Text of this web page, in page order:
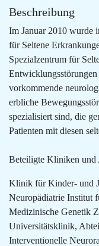
Beschreibung
Im Januar 2010 wurde
für Seltene
Spezialzentrum für
vorkommende
erbliche
spezialisiert sind, die
Patienten mit diesen
Beteiligte Kliniken und
Klinik für Kinder- und
Neuropädiatrie Institut
Medizinische Genetik
Universitätsklinik,
Interventionelle